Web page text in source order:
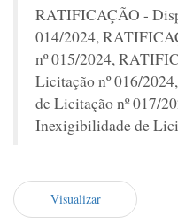
RATIFICAÇÃO -
014/2024,
nº 015/2024,
Licitação nº 016/
de Licitação nº 017/
Inexigibilidade de
Visualizar